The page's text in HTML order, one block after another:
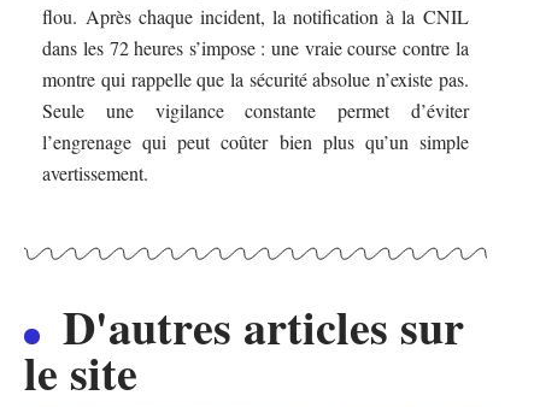
flou. Après chaque incident, la notification à la CNIL
dans les 72 heures s’impose : une vraie course contre la
montre qui rappelle que la sécurité absolue n’existe pas.
Seule une vigilance constante permet d’éviter
l’engrenage qui peut coûter bien plus qu’un simple
avertissement.
D'autres articles sur
le site